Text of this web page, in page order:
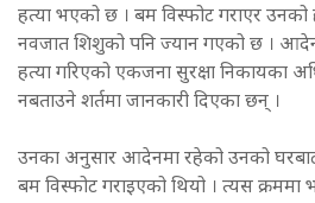
हत्या भएको छ । बम विस्फोट गराएर
नवजात शिशुको पनि ज्यान गएको छ ।
हत्या गरिएको एकजना सुरक्षा निकायका
नबताउने शर्तमा जानकारी दिएका छन् ।
उनका अनुसार आदेनमा रहेको उनको
बम विस्फोट गराइएको थियो । त्यस क्रममा